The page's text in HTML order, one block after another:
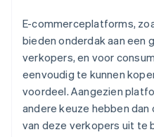
E-commerceplatforms,
bieden onderdak aan een
verkopers, en voor
eenvoudig te kunnen
voordeel. Aangezien
andere keuze hebben
van deze verkopers uit te